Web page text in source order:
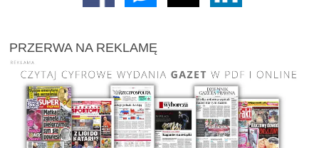
PRZERWA NA REKLAMĘ